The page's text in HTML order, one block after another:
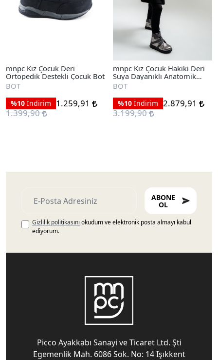
mnpc Kız Çocuk Deri
Ortopedik Destekli Çocuk Bot
BOT
%10 İndirim
1.259,91
1.399,90
mnpc Kız Çocuk Hakiki Deri
Suya Dayanıklı Anatomik
Günlük Bot
BOT
%10 İndirim 2.879,91
3.199,90
ABONE
OL
Gizlilik politikasını okudum ve elektronik posta almayı kabul
ediyorum.
Picco Ayakkabı Sanayi ve Ticaret Ltd. Şti
Egemenlik Mah. 6086 Sok. No: 14 Işıkkent